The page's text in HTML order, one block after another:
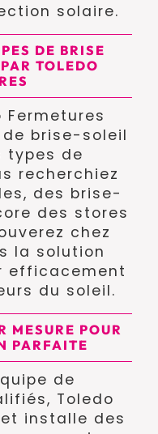
solaire.
DE BRISE
TOLEDO
Fermetures
brise-soleil
types de
recherchiez
des brise-
des stores
chez
la solution
efficacement
du soleil.
MESURE POUR
PARFAITE
de
Toledo
installe des